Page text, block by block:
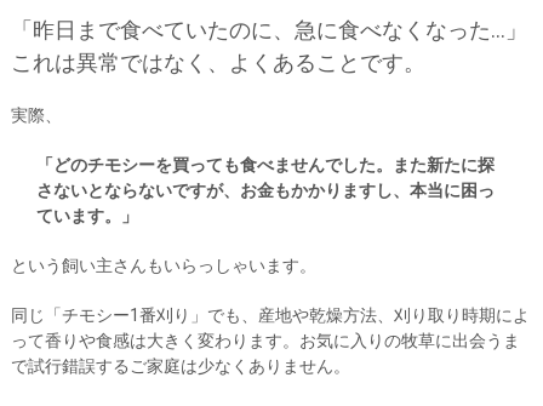
「昨日まで食べていたのに、急に食べなくなった…」
これは異常ではなく、よくあることです。
実際、
「どのチモシーを買っても食べませんでした。また新たに探
さないとならないですが、お金もかかりますし、本当に困っ
ています。」
という飼い主さんもいらっしゃいます。
同じ「チモシー1番刈り」でも、産地や乾燥方法、刈り取り時期によ
って香りや食感は大きく変わります。お気に入りの牧草に出会うま
で試行錯誤するご家庭は少なくありません。